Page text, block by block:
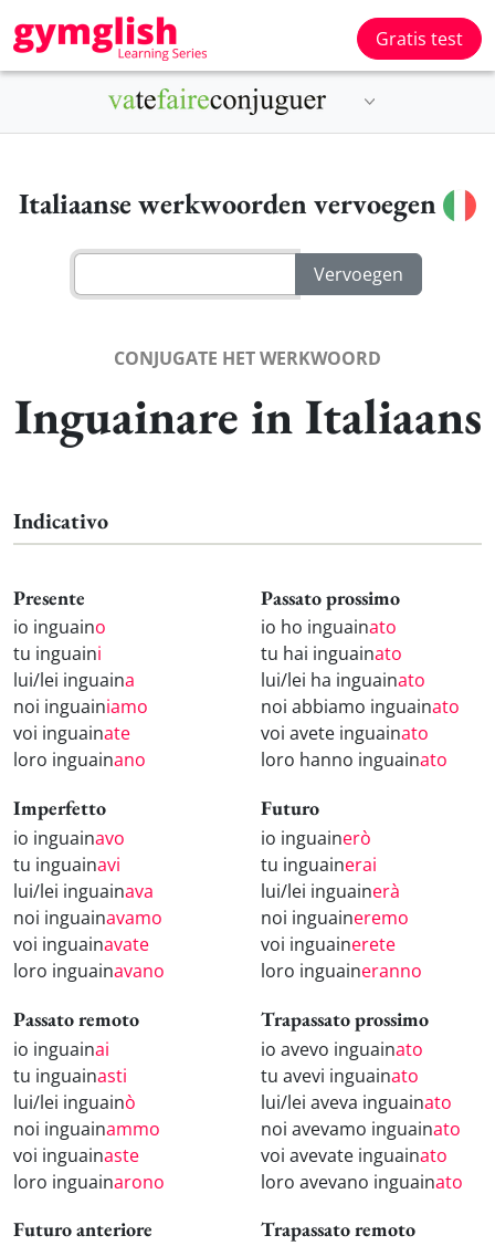
Gratis test
Italiaanse werkwoorden vervoegen
CONJUGATE HET WERKWOORD
Inguainare in Italiaans
Indicativo
Presente
io inguaino
tu inguaini
lui/lei inguaina
noi inguainiamo
voi inguainate
loro inguainano
Passato prossimo
io ho inguainato
tu hai inguainato
lui/lei ha inguainato
noi abbiamo inguainato
voi avete inguainato
loro hanno inguainato
Imperfetto
io inguainavo
tu inguainavi
lui/lei inguainava
noi inguainavamo
voi inguainavate
loro inguainavano
Futuro
io inguainerò
tu inguainerai
lui/lei inguainerà
noi inguaineremo
voi inguainerete
loro inguaineranno
Passato remoto
io inguainai
tu inguainasti
lui/lei inguainò
noi inguainammo
voi inguainaste
loro inguainarono
Trapassato prossimo
io avevo inguainato
tu avevi inguainato
lui/lei aveva inguainato
noi avevamo inguainato
voi avevate inguainato
loro avevano inguainato
Futuro anteriore Trapassato remoto